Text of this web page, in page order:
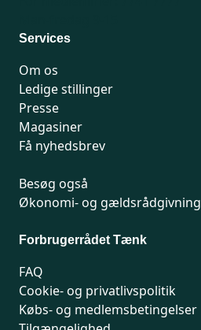
Services
Om os
Ledige stillinger
Presse
Magasiner
Få nyhedsbrev
Besøg også
Økonomi- og gældsrådgivning
Forbrugerrådet Tænk
FAQ
Cookie- og privatlivspolitik
Købs- og medlemsbetingelser